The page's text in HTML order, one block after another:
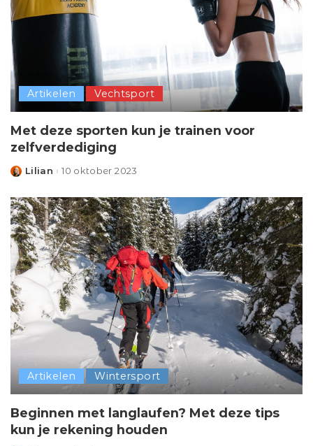
Artikelen Vechtsport
Met deze sporten kun je trainen voor
zelfverdediging
Posted
Lilian 10 oktober 2023
Artikelen Wintersport
Beginnen met langlaufen? Met deze tips
kun je rekening houden